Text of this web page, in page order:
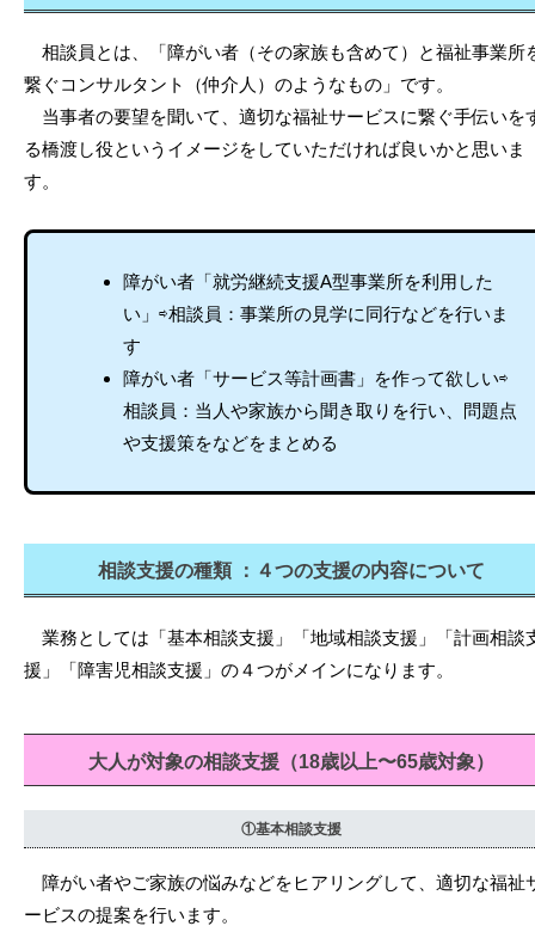
相談員とは、「障がい者（その家族も含めて）と福祉事業所
繋ぐコンサルタント（仲介人）のようなもの」です。
当事者の要望を聞いて、適切な福祉サービスに繋ぐ手伝いを
る橋渡し役というイメージをしていただければ良いかと思いま
す。
障がい者「就労継続支援A型事業所を利用した
い」⇨相談員：事業所の見学に同行などを行いま
す
障がい者「サービス等計画書」を作って欲しい⇨
相談員：当人や家族から聞き取りを行い、問題点
や支援策をなどをまとめる
相談支援の種類 ：４つの支援の内容について
業務としては「基本相談支援」「地域相談支援」「計画相談
援」「障害児相談支援」の４つがメインになります。
大人が対象の相談支援（18歳以上〜65歳対象）
①基本相談支援
障がい者やご家族の悩みなどをヒアリングして、適切な福祉
ービスの提案を行います。